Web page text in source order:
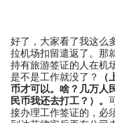
好了，大家看了我这么
拉机场扣留遣返了。那
持有旅游签证的人在机
是不是工作就没了？
币才可以。啥？几万人
民币我还去打工？）。
接办理工作签证的，必